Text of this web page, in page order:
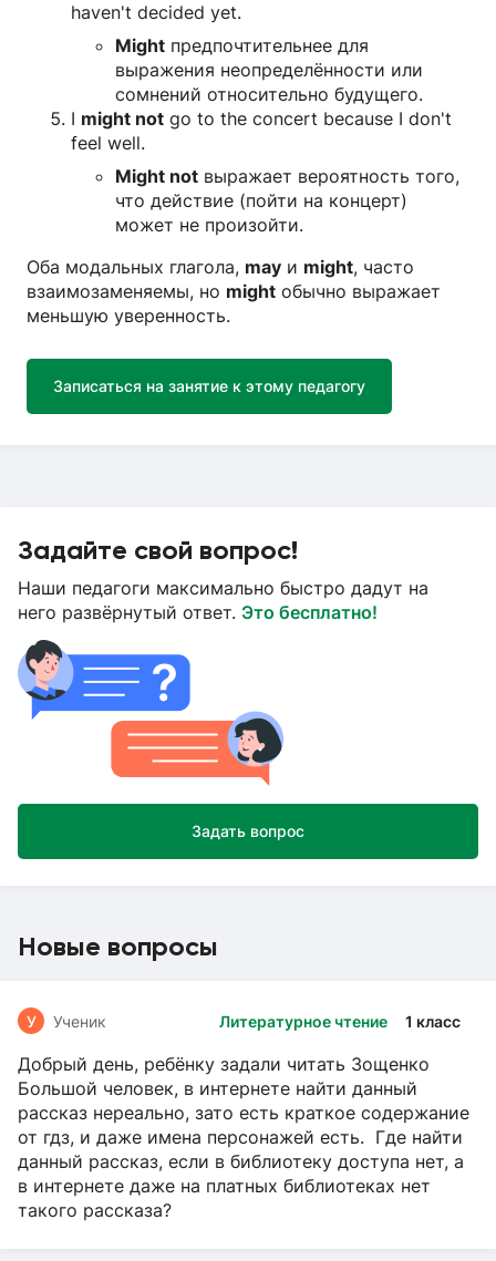
haven't decided yet.
Might предпочтительнее для
выражения неопределённости или
сомнений относительно будущего.
I might not go to the concert because I don't
feel well.
Might not выражает вероятность того,
что действие (пойти на концерт)
может не произойти.
Оба модальных глагола, may и might, часто
взаимозаменяемы, но might обычно выражает
меньшую уверенность.
Записаться на занятие к этому педагогу
Задайте свой вопрос!
Наши педагоги максимально быстро дадут на
него развёрнутый ответ. Это бесплатно!
Задать вопрос
Новые вопросы
Литературное чтение 1 класс
У Ученик
Добрый день, ребёнку задали читать Зощенко
Большой человек, в интернете найти данный
рассказ нереально, зато есть краткое содержание
от гдз, и даже имена персонажей есть. Где найти
данный рассказ, если в библиотеку доступа нет, а
в интернете даже на платных библиотеках нет
такого рассказа?